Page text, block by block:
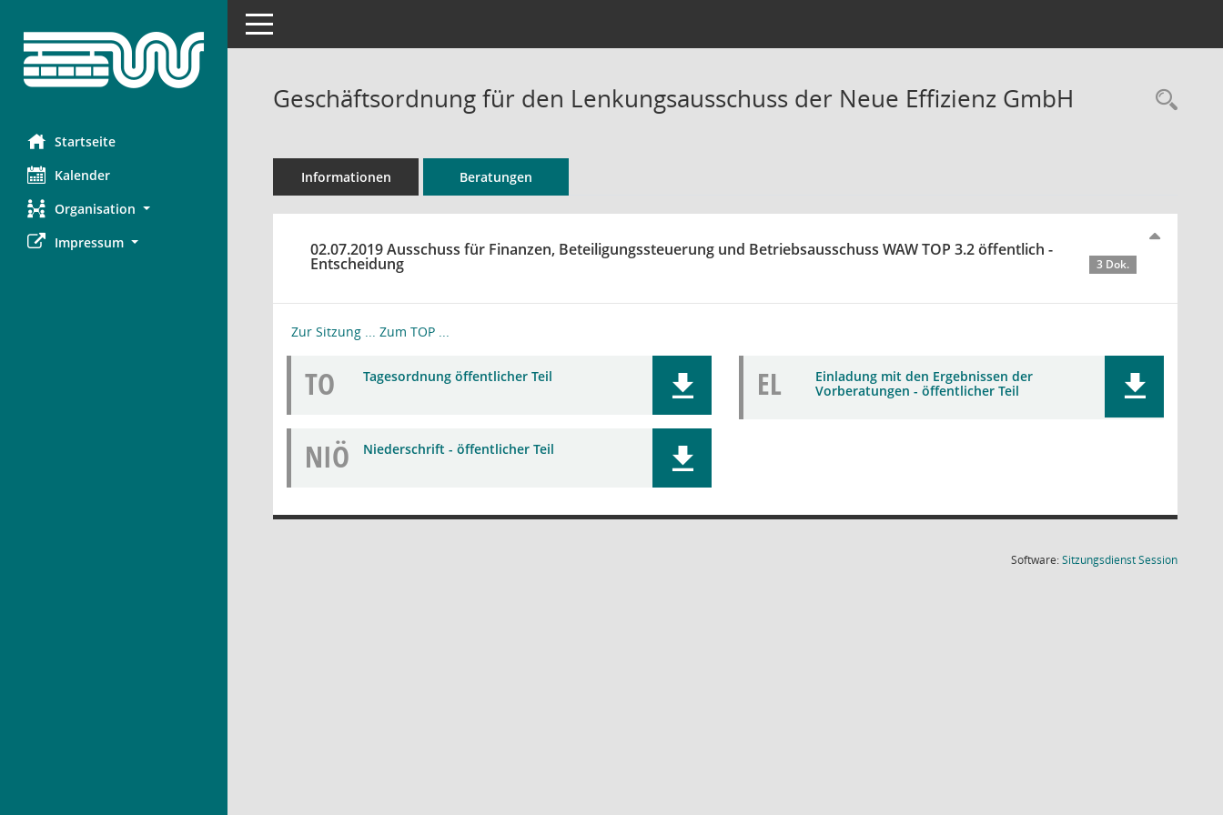
Startseite
Kalender
Organisation
Impressum
Toggle navigation
Geschäftsordnung für den Lenkungsausschuss der Neue Effizienz GmbH
Informationen Beratungen
02.07.2019 Ausschuss für Finanzen, Beteiligungssteuerung und Betriebsausschuss WAW TOP 3.2 öffentlich -
Entscheidung 3 Dok.
Zur Sitzung ... Zum TOP ...
TO Tagesordnung öffentlicher Teil EL
Einladung mit den Ergebnissen der
Vorberatungen - öffentlicher Teil
NIÖ Niederschrift - öffentlicher Teil
Software:SitzungsdienstSession(Wird in